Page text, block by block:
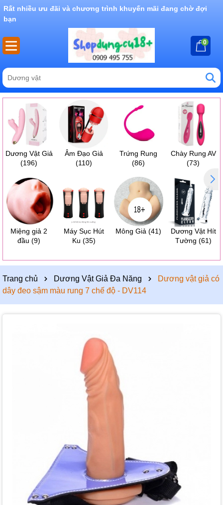
Rất nhiều ưu đãi và chương trình khuyến mãi đang chờ đợi
bạn
0
Dương Vật Giả
(196)
Âm Đạo Giả
(110)
Trứng Rung
(86)
Chày Rung AV
(73)
Miệng giả 2
đầu (9)
Máy Sục Hút
Ku (35)
Mông Giả (41)
Dương Vật Hít
Tường (61)
Trang chủ Dương Vật Giả Đa Năng
Dương vật giả có
dây đeo sậm màu rung 7 chế độ - DV114